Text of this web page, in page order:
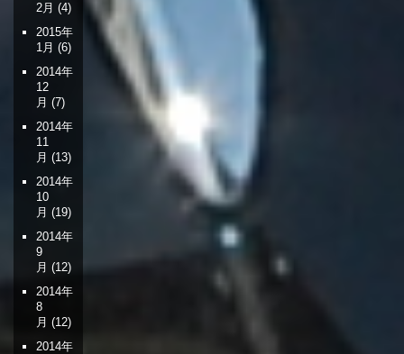
2月 (4)
2015年
1月 (6)
2014年
12
月 (7)
2014年
11
月 (13)
2014年
10
月 (19)
2014年
9
月 (12)
2014年
8
月 (12)
2014年